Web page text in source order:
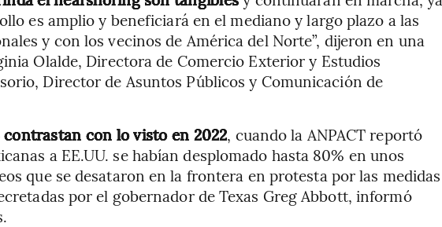
es amplio y beneficiará en el mediano y largo plazo a las
y con los vecinos de América del Norte”, dijeron en una
Olalde, Directora de Comercio Exterior y Estudios
Director de Asuntos Públicos y Comunicación de
con lo visto en 2022, cuando la ANPACT reportó
a EE.UU. se habían desplomado hasta 80% en unos
que se desataron en la frontera en protesta por las medidas
por el gobernador de Texas Greg Abbott, informó